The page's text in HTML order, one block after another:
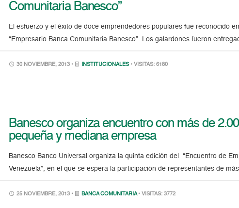
Comunitaria Banesco”
El esfuerzo y el éxito de doce emprendedores populares fue reconocido
“Empresario Banca Comunitaria Banesco”. Los galardones fueron
30 NOVIEMBRE, 2013 • INSTITUCIONALES • VISITAS: 6180
Banesco organiza encuentro con más de
pequeña y mediana empresa
Banesco Banco Universal organiza la quinta edición del “Encuentro de
Venezuela”, en el que se espera la participación de representantes de
25 NOVIEMBRE, 2013 • BANCA COMUNITARIA • VISITAS: 3772